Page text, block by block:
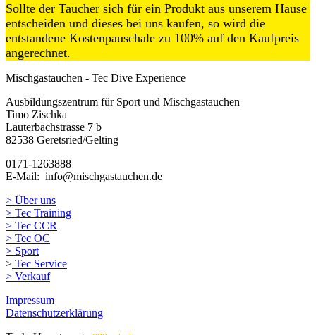
Sollte der Taucher sich für ein Produkt aus unserem Hause
entscheiden und dieses bei uns kaufen, so wird die
entstandene Kostenpauschale zu 100% auf den Kaufpreis
angerechnet.
Mischgastauchen - Tec Dive Experience
Ausbildungszentrum für Sport und Mischgastauchen
Timo Zischka
Lauterbachstrasse 7 b
82538 Geretsried/Gelting
0171-1263888
E-Mail: info@mischgastauchen.de
> Über uns
> Tec Training
> Tec CCR
> Tec OC
> Sport
> Tec Service
> Verkauf
Impressum
Datenschutzerklärung